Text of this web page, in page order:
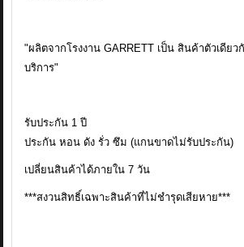
"ผลิตจากโรงงาน GARRETT เป็น สินค้าตัวเดียว
บริการ"
รับประกัน 1 ปี
ประกัน หอน ดัง รั่ว ซึม (แกนขาดไม่รับประกัน)
เปลี่ยนสินค้าได้ภายใน 7 วัน
***สงวนสิทธิ์เฉพาะสินค้าที่ไม่ชำรุดเสียหาย***